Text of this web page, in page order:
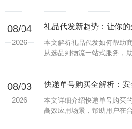
08/04
2026
本文解析礼品代发如何帮助
从选品到物流一站式服务，
08/03
2026
快递单号购买全解析：
本文详细介绍快递单号购买
高效应用场景，帮助用户在